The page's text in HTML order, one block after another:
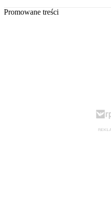
Promowane treści